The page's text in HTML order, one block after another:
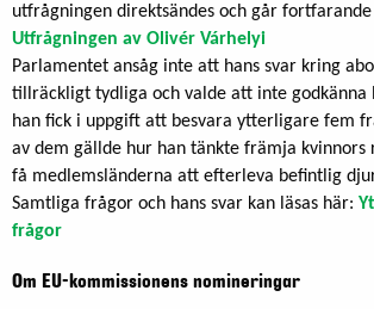
utfrågningen direktsändes och går
Utfrågningen av Olivér Várhelyi
Parlamentet ansåg inte att hans svar kring
tillräckligt tydliga och valde att inte godkänna
han fick i uppgift att besvara ytterligare fem
av dem gällde hur han tänkte främja
få medlemsländerna att efterleva befintlig
Samtliga frågor och hans svar kan läsas här:
frågor
Om EU-kommissionens nomineringar